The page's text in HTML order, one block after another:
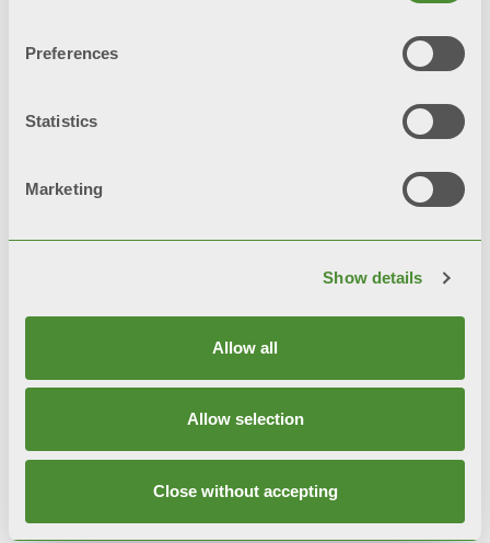
Preferences
Statistics
Marketing
Show details
Allow all
Allow selection
Close without accepting
НАДІСЛАТИ ЗАПИТ
Опис
Технічні дані
Документація